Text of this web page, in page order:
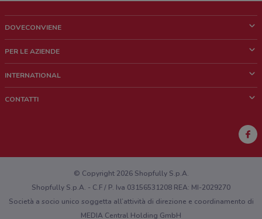
DOVECONVIENE
Chi siamo
Lavora con noi
PER LE AZIENDE
Richieste commerciali e marketing
INTERNATIONAL
CONTATTI
Hai un malfunzionamento sul web o sull'app?
© Copyright 2026 Shopfully S.p.A.
Shopfully S.p.A. - C.F / P. Iva 03156531208 REA: MI-2029270
Società a socio unico soggetta all’attività di direzione e coordinamento di
MEDIA Central Holding GmbH